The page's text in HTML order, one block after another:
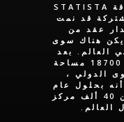
تشير شركة الإحصاء المرموقة STATISTA
قد نمت
على مدار عقد من
عام 2008 ، لم يكن هناك سوى
العالم. بعد
عقد من الزمان ، كان هناك 18700 مساحة
الدولي ،
بحلول عام
2024 ، سيكون هناك أكثر من 40 ألف مركز